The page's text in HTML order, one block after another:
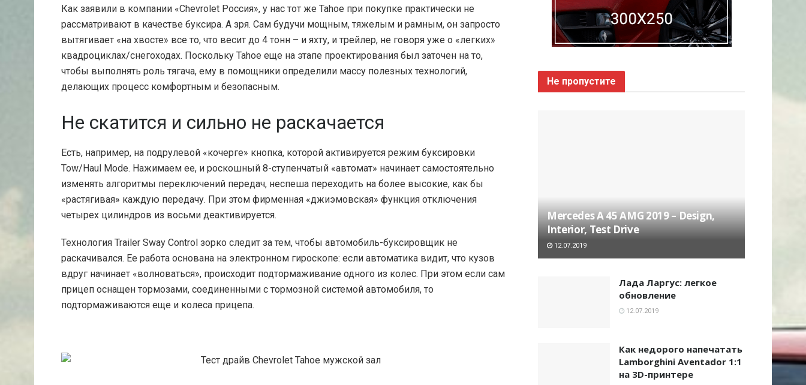
Как заявили в компании «Chevrolet Россия», у нас тот же Tahoe при покупке практически не
рассматривают в качестве буксира. А зря. Сам будучи мощным, тяжелым и рамным, он запросто
вытягивает «на хвосте» все то, что весит до 4 тонн – и яхту, и трейлер, не говоря уже о «легких»
квадроциклах/снегоходах. Поскольку Tahoe еще на этапе проектирования был заточен на то,
чтобы выполнять роль тягача, ему в помощники определили массу полезных технологий,
делающих процесс комфортным и безопасным.
Не скатится и сильно не раскачается
Есть, например, на подрулевой «кочерге» кнопка, которой активируется режим буксировки
Tow/Haul Mode. Нажимаем ее, и роскошный 8-ступенчатый «автомат» начинает самостоятельно
изменять алгоритмы переключений передач, неспеша переходить на более высокие, как бы
«растягивая» каждую передачу. При этом фирменная «джиэмовская» функция отключения
четырех цилиндров из восьми деактивируется.
Технология Trailer Sway Control зорко следит за тем, чтобы автомобиль-буксировщик не
раскачивался. Ее работа основана на электронном гироскопе: если автоматика видит, что кузов
вдруг начинает «волноваться», происходит подтормаживание одного из колес. При этом если сам
прицеп оснащен тормозами, соединенными с тормозной системой автомобиля, то
подтормаживаются еще и колеса прицепа.
Не пропустите
Mercedes A 45 AMG 2019 – Design,
Interior, Test Drive
12.07.2019
Лада Ларгус: легкое
обновление
12.07.2019
Как недорого напечатать
Lamborghini Aventador 1:1
на 3D-принтере